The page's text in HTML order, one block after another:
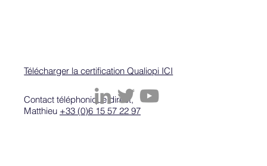
Contact téléphonique direct,
Matthieu +33 (0)6 15 57 22 97
Télécharger la certification Qualiopi ICI